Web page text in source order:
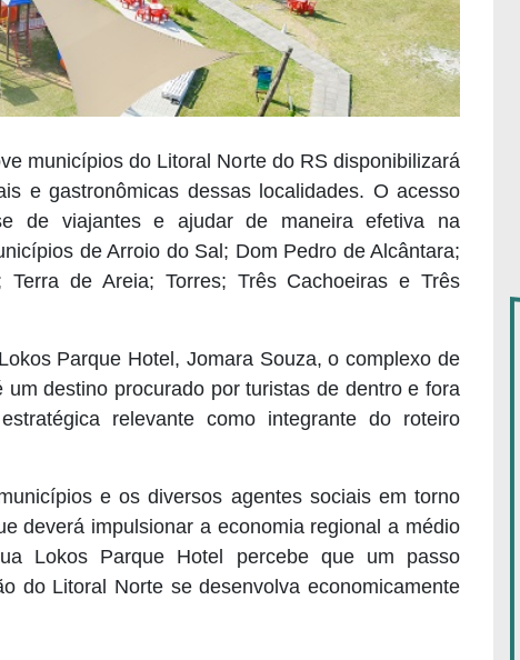
municípios do Litoral Norte do RS disponibilizará
e gastronômicas dessas localidades. O acesso
de viajantes e ajudar de maneira efetiva na
de Arroio do Sal; Dom Pedro de Alcântara;
de Areia; Torres; Três Cachoeiras e Três
Parque Hotel, Jomara Souza, o complexo de
destino procurado por turistas de dentro e fora
relevante como integrante do roteiro
e os diversos agentes sociais em torno
deverá impulsionar a economia regional a médio
Lokos Parque Hotel percebe que um passo
do Litoral Norte se desenvolva economicamente